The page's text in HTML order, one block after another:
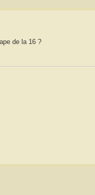
de la 16 ?